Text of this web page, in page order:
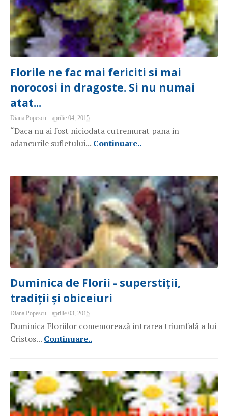
Florile ne fac mai fericiti si mai
norocosi in dragoste. Si nu numai
atat...
Diana Popescu aprilie 04, 2015
“Daca nu ai fost niciodata cutremurat pana in
adancurile sufletului... Continuare..
Duminica de Florii - superstiții,
tradiții și obiceiuri
Diana Popescu aprilie 03, 2015
Duminica Floriilor comemorează intrarea triumfală a lui
Cristos... Continuare..